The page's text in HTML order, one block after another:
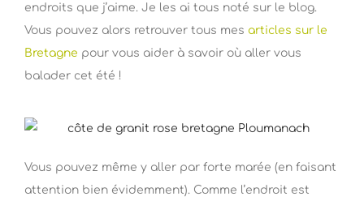
endroits que j’aime. Je les ai tous noté sur le blog.
Vous pouvez alors retrouver tous mes articles sur le
Bretagne pour vous aider à savoir où aller vous
balader cet été !
Vous pouvez même y aller par forte marée (en faisant
attention bien évidemment). Comme l’endroit est